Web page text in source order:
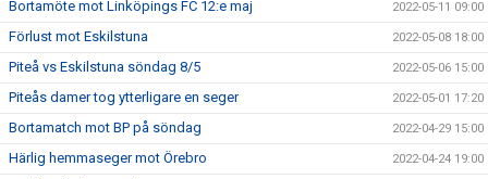
Bortamöte mot Linköpings FC 12:e maj 2022-05-11 09:00
Förlust mot Eskilstuna 2022-05-08 18:00
Piteå vs Eskilstuna söndag 8/5 2022-05-06 15:00
Piteås damer tog ytterligare en seger 2022-05-01 17:20
Bortamatch mot BP på söndag 2022-04-29 15:00
Härlig hemmaseger mot Örebro 2022-04-24 19:00